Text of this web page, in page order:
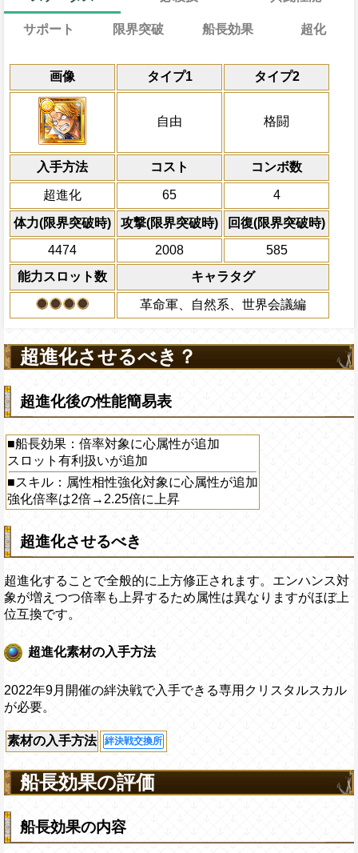
画像 タイプ1 タイプ2
自由 格闘
入手方法 コスト コンボ数
超進化 65 4
体力(限界突破時) 攻撃(限界突破時)
回復(限界突破時)
4474
2008
585
能力スロット数
キャラタグ
革命軍、自然系、世界会議編
通常 18→13ターン
限界突破
通常時
敵全体のHPを10%減らし、1ターンの間
PERFECT攻撃3回成功で次のターン心
撃による属性相性の影響を2.25倍にし、
ーンの間チェイン係数が+1.1される
上限突破
共闘性能
船長効果
冒険開始時の必殺タ
にし、他の属性キャ
必殺技
ターン数：12
全プレイヤーの一味
全てのスロットを自
換し、一味の必殺タ
利効果を1ターン延長
アクション
2ターンの間敵全体の
を30%下げ、格闘タ
げる
サポート
効果
最終バトル時、1ターンの間チェイン係数
対象
限界突破
習得する効果
力属性の基礎ステ+75
自分のスロット封じを5ターン回復
回復無効状態を7ターン回復
体力50%以下の時、PERFECTなら
船長効果
通常時
チェイン係数増加量が1.5倍、心と力属性
倍、一味の体力を1.25倍にし、一味は
も有利扱いになり、ターン終了時に
Lv上限突破
超化
効果
2ターンの間敵全体を熱傷状態にし(敵の
性ダメージを敵ターン終了時に与える)、
イン係数を1.25倍、タップタイミングボ
心属性を超心属性
に属性超化させる
発動条件
一味にルフィ、エース、コアラ、レベッ
イナズマ、リンドバーグ、ベロ・ベティ
ー、くまのいずれかのキャラがいる時(サ
超進化させるべき？
超進化後の性能簡易表
■船長効果：倍率対象に心属性が追加
スロット有利扱いが追加
■スキル：属性相性強化対象に心属性が追加
強化倍率は2倍→2.25倍に上昇
超進化させるべき
超進化することで全般的に上方修正されます。エンハンス対
象が増えつつ倍率も上昇するため属性は異なりますがほぼ上
位互換です。
超進化素材の入手方法
2022年9月開催の絆決戦で入手できる専用クリスタルスカル
が必要。
素材の入手方法 絆決戦交換所
船長効果の評価
船長効果の内容